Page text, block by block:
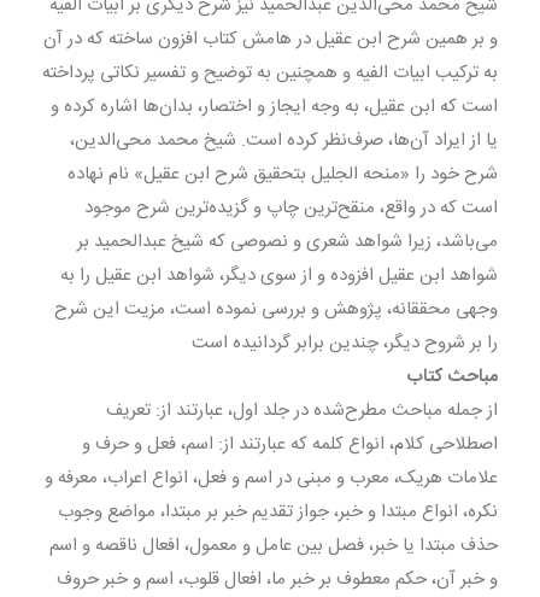
و بر همین شرح ابن عقیل در هامش کتاب افزون ساخته که در آن
به ترکیب ابیات الفیه و همچنین به توضیح و تفسیر نکاتى پرداخته
است که ابن عقیل، به وجه ایجاز و اختصار، بدان‌ها اشاره کرده و
یا از ایراد آن‌ها، صرف‌نظر کرده است. شیخ محمد محى‌الدین،
شرح خود را «منحه الجلیل بتحقیق شرح ابن عقیل» نام نهاده
است که در واقع، منقح‌ترین چاپ و گزیده‌ترین شرح موجود
مى‌باشد، زیرا شواهد شعرى و نصوصى که شیخ عبدالحمید بر
شواهد ابن عقیل افزوده و از سوى دیگر، شواهد ابن عقیل را به
وجهى محققانه، پژوهش و بررسى نموده است، مزیت این شرح
را بر شروح دیگر، چندین برابر گردانیده است
مباحث کتاب
از جمله مباحث مطرح‌شده در جلد اول، عبارتند از: تعریف
اصطلاحى کلام، انواع کلمه که عبارتند از: اسم، فعل و حرف و
علامات هریک، معرب و مبنى در اسم و فعل، انواع اعراب، معرفه و
نکره، انواع مبتدا و خبر، جواز تقدیم خبر بر مبتدا، مواضع وجوب
حذف مبتدا یا خبر، فصل بین عامل و معمول، افعال ناقصه و اسم
و خبر آن، حکم معطوف بر خبر ما، افعال قلوب، اسم و خبر حروف